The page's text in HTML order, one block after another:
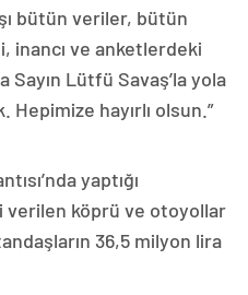
bütün veriler, bütün
inancı ve anketlerdeki
Sayın Lütfü Savaş’la yola
hayırlı olsun.”
yaptığı
verilen köprü ve otoyollar
36,5 milyon lira